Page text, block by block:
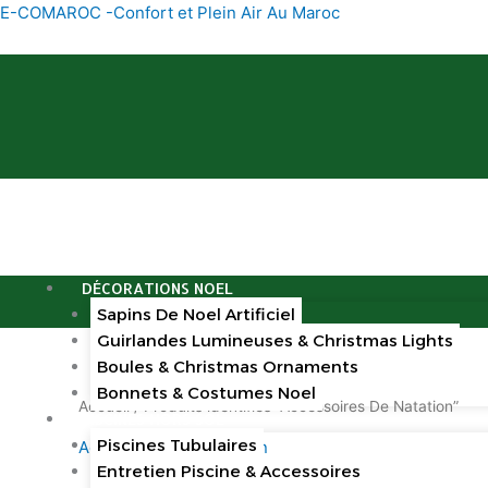
Aller
E-COMAROC -Confort et Plein Air Au Maroc
DÉCORATIONS NOEL
Sapins De Noel Artificiel
Guirlandes Lumineuses & Christmas Lights
Boules & Christmas Ornaments
Bonnets & Costumes Noel
PISCINES HORS SOL
Piscines Tubulaires
Entretien Piscine & Accessoires
Accueil / Produits identifiés “Accessoires De Natation”
Accessoires De Natation
Trié
du
récent